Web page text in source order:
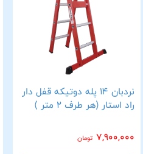
نردبان 14 پله دوتیکه قفل دار
راد استار (هر طرف 2 متر )
7,900,000 تومان